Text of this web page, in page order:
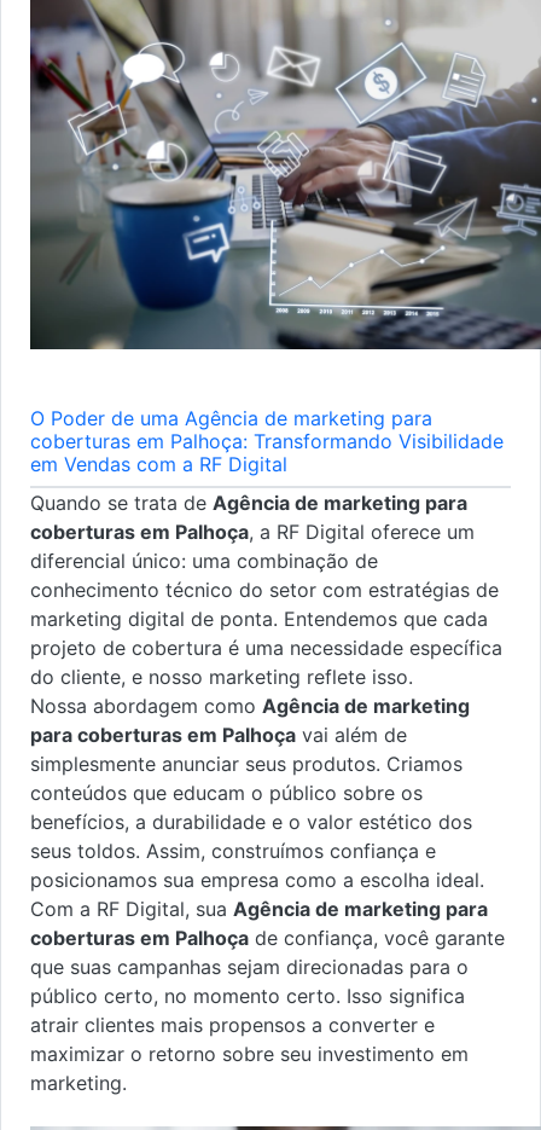
O Poder de uma Agência de marketing para
coberturas em Palhoça: Transformando Visibilidade
em Vendas com a RF Digital
Quando se trata de Agência de marketing para
coberturas em Palhoça, a RF Digital oferece um
diferencial único: uma combinação de
conhecimento técnico do setor com estratégias de
marketing digital de ponta. Entendemos que cada
projeto de cobertura é uma necessidade específica
do cliente, e nosso marketing reflete isso.
Nossa abordagem como Agência de marketing
para coberturas em Palhoça vai além de
simplesmente anunciar seus produtos. Criamos
conteúdos que educam o público sobre os
benefícios, a durabilidade e o valor estético dos
seus toldos. Assim, construímos confiança e
posicionamos sua empresa como a escolha ideal.
Com a RF Digital, sua Agência de marketing para
coberturas em Palhoça de confiança, você garante
que suas campanhas sejam direcionadas para o
público certo, no momento certo. Isso significa
atrair clientes mais propensos a converter e
maximizar o retorno sobre seu investimento em
marketing.